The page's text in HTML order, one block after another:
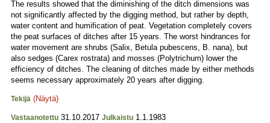
The results showed that the diminishing of the ditch dimensions was
not significantly affected by the digging method, but rather by depth,
water content and humification of peat. Vegetation completely covers
the peat surfaces of ditches after 15 years. The worst hindrances for
water movement are shrubs (Salix, Betula pubescens, B. nana), but
also sedges (Carex rostrata) and mosses (Polytrichum) lower the
efficiency of ditches. The cleaning of ditches made by either methods
seems necessary approximately 20 years after digging.
Tekijä (Näytä)
Vastaanotettu 31.10.2017 Julkaistu 1.1.1983